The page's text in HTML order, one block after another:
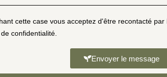
cette case vous acceptez d'être recontacté
confidentialité.
Envoyer le message